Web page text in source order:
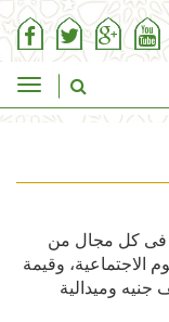
فى كل مجال من
الاجتماعية، وقيمة
جنيه وميدالية